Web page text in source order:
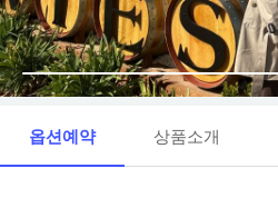
옵션예약 상품소개